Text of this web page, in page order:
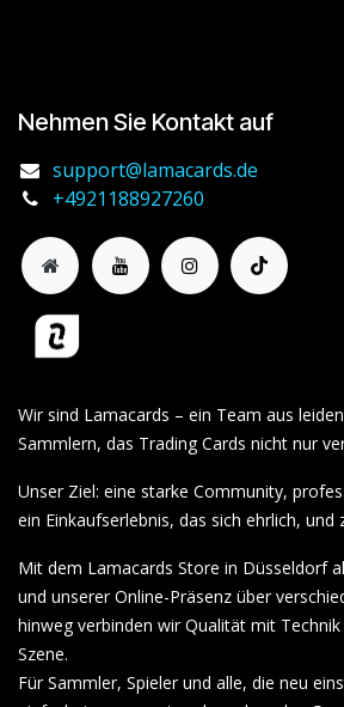
Nehmen Sie Kontakt auf
support@lamacards.de
+4921188927260
Wir sind Lamacards – ein Team aus
Sammlern, das Trading Cards nicht nur
Unser Ziel: eine starke Community,
ein Einkaufserlebnis, das sich ehrlich, und
Mit dem Lamacards Store in Düsseldorf
und unserer Online-Präsenz über
hinweg verbinden wir Qualität mit
Szene.
Für Sammler, Spieler und alle, die neu